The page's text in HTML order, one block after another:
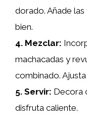
dorado. Añade
bien.
4. Mezclar:
machacadas y
combinado.
5. Servir: Decora
disfruta caliente.